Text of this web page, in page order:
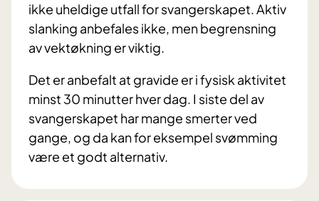
ikke uheldige utfall for svangerskapet. Aktiv
slanking anbefales ikke, men begrensning
av vektøkning er viktig.
Det er anbefalt at gravide er i fysisk aktivitet
minst 30 minutter hver dag. I siste del av
svangerskapet har mange smerter ved
gange, og da kan for eksempel svømming
være et godt alternativ.